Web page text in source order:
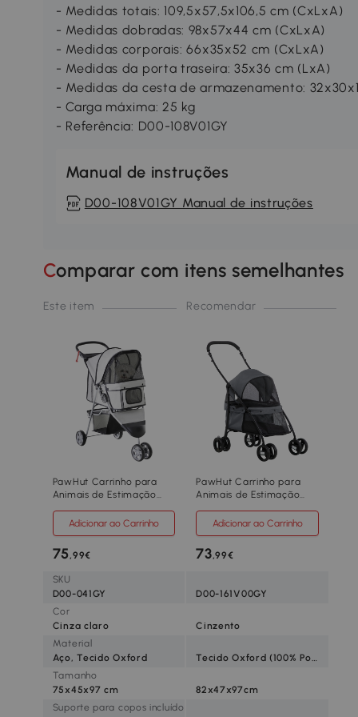
- Medidas totais: 109,5x57,5x106,5 cm (CxLxA)
- Medidas dobradas: 98x57x44 cm (CxLxA)
- Medidas corporais: 66x35x52 cm (CxLxA)
- Medidas da porta traseira: 35x36 cm (LxA)
- Medidas da cesta de armazenamento:
- Carga máxima: 25 kg
- Referência: D00-108V01GY
Manual de instruções
D00-108V01GY Manual de instruções
Comparar com itens semelhantes
SKU
Cor
Material
Tamanho
Suporte para copos incluído
Este item
PawHut Carrinho para
Animais de Estimação
Cães e Gatos com Rodas
Giratórias Cesto e
Suporte para Copos
75x45x97cm Cinza
Adicionar ao Carrinho
75,99€
D00-041GY
Cinza claro
Aço, Tecido Oxford
75x45x97 cm
Recomendar
PawHut Carrinho para
Animais de Estimação
Malha Almofada Lavável
Arnês de Segurança
82x47x97cm Cinza
Adicionar ao Carrinho
73,99€
D00-161V00GY
Cinzento
Tecido Oxford (100% Poliéster) e Aço;
82x47x97cm